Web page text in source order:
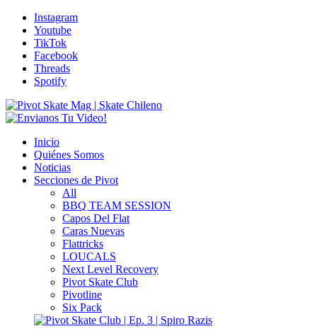
Instagram
Youtube
TikTok
Facebook
Threads
Spotify
Inicio
Quiénes Somos
Noticias
Secciones de Pivot
All
BBQ TEAM SESSION
Capos Del Flat
Caras Nuevas
Flattricks
LOUCALS
Next Level Recovery
Pivot Skate Club
Pivotline
Six Pack